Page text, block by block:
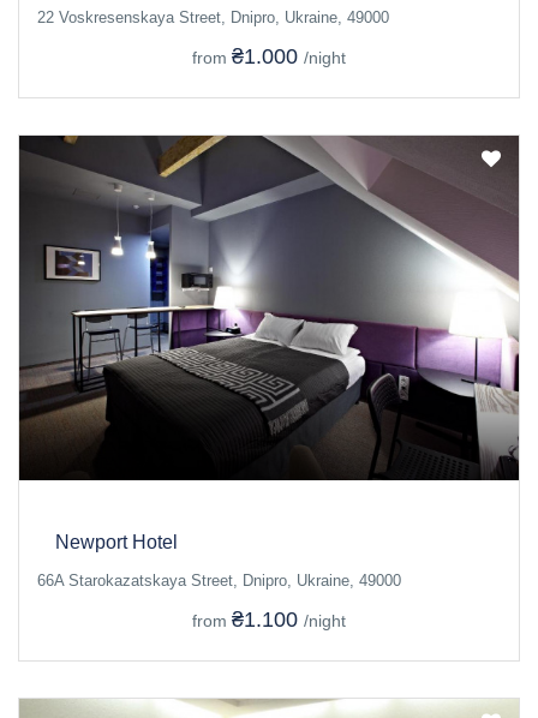
22 Voskresenskaya Street, Dnipro, Ukraine, 49000
from ₴1.000 /night
Newport Hotel
66A Starokazatskaya Street, Dnipro, Ukraine, 49000
from ₴1.100 /night